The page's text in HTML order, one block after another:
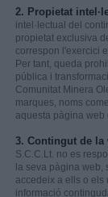
2. Propietat
intel·lectual del
propietat exclusiva
correspon l'exercici
Per tant, queda
pública i
Comunitat Minera
marques, noms
aquesta pàgina web
3. Contingut de la
S.C.C.Lt. no es
la seva pàgina
accedeix a ells o els
informació